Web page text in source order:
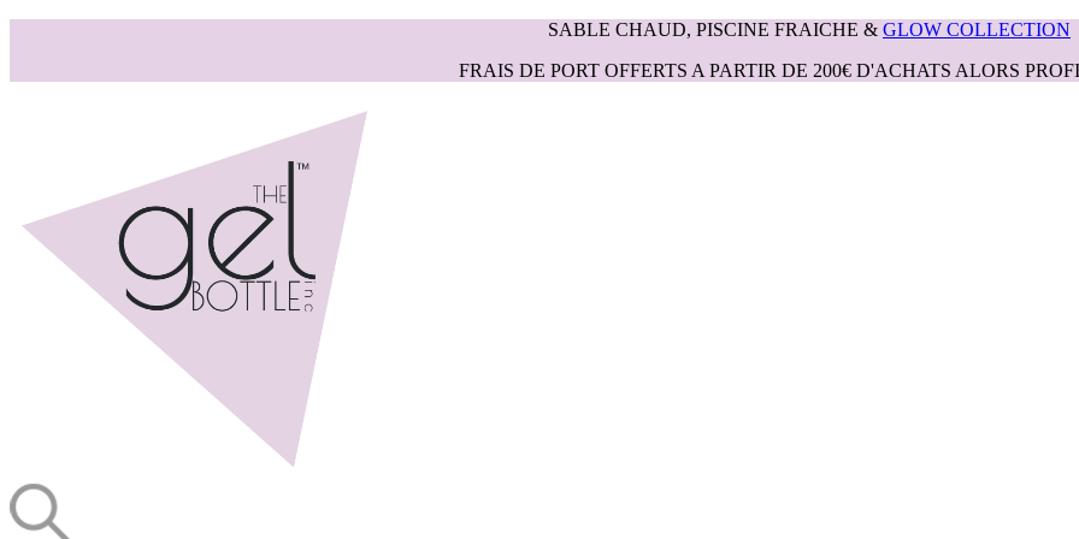
SABLE CHAUD, PISCINE FRAICHE & GLOW COLLECTION
FRAIS DE PORT OFFERTS A PARTIR DE 200€ D'ACHATS ALORS